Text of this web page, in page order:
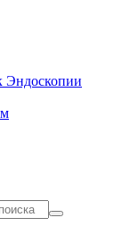
Эндоскопии